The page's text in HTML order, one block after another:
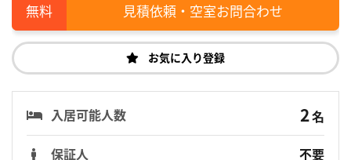
見積依頼・空室お問合わせ
お気に入り登録
入居可能人数 2名
保証人
不要